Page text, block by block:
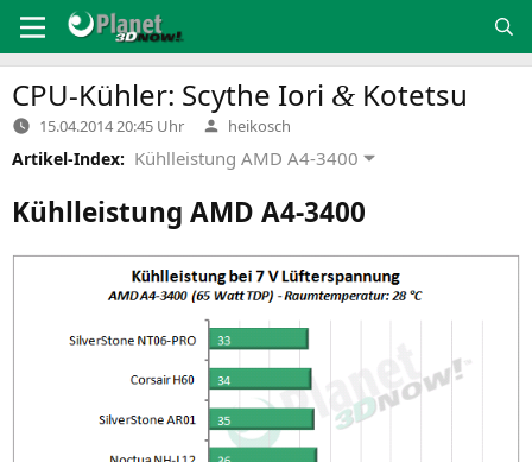
Inhalt
springen
CPU-Kühler: Scythe Iori & Kotetsu
15.04.2014 20:45 Uhr Verfasst
von
heikosch
Artikel-Index: Kühlleistung AMD A4-3400
Kühlleistung AMD A4-3400